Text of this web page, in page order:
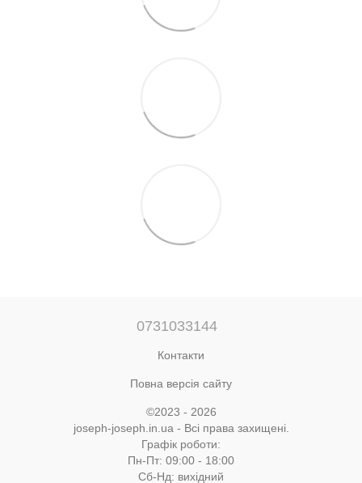
0731033144
Контакти
Повна версія сайту
©2023 - 2026
joseph-joseph.in.ua - Всі права захищені.
Графік роботи:
Пн-Пт: 09:00 - 18:00
Сб-Нд: вихідний